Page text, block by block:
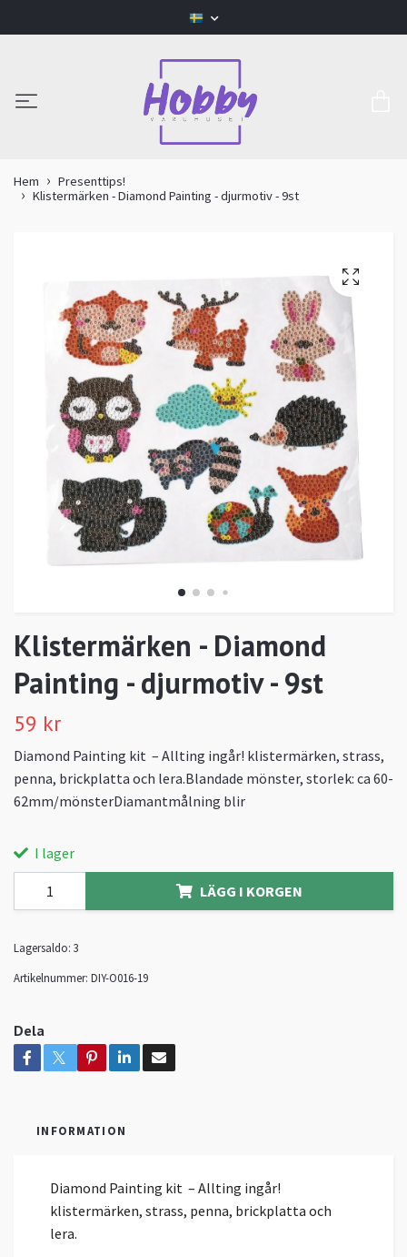
Hem
Presenttips!
Klistermärken - Diamond Painting - djurmotiv - 9st
Klistermärken - Diamond
Painting - djurmotiv - 9st
59 kr
Diamond Painting kit – Allting ingår! klistermärken, strass,
penna, brickplatta och lera.Blandade mönster, storlek: ca 60-
62mm/mönsterDiamantmålning blir
I lager
LÄGG I KORGEN
Lagersaldo: 3
Artikelnummer: DIY-O016-19
Dela
INFORMATION
Diamond Painting kit – Allting ingår!
klistermärken, strass, penna, brickplatta och
lera.